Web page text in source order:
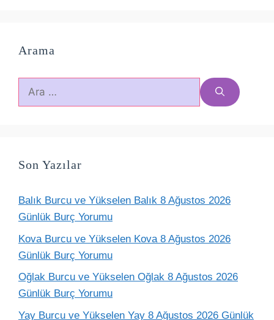
Arama
için
Son Yazılar
Balık Burcu ve Yükselen Balık 8 Ağustos 2026
Günlük Burç Yorumu
Kova Burcu ve Yükselen Kova 8 Ağustos 2026
Günlük Burç Yorumu
Oğlak Burcu ve Yükselen Oğlak 8 Ağustos 2026
Günlük Burç Yorumu
Yay Burcu ve Yükselen Yay 8 Ağustos 2026 Günlük